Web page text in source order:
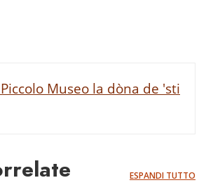
Museo la dòna de 'sti
ESPANDI TUTTO